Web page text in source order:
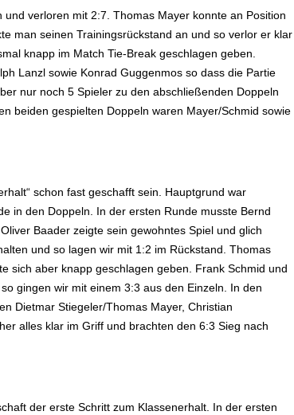
verloren mit 2:7. Thomas Mayer konnte an Position
man seinen Trainingsrückstand an und so verlor er klar
knapp im Match Tie-Break geschlagen geben.
Lanzl sowie Konrad Guggenmos so dass die Partie
nur noch 5 Spieler zu den abschließenden Doppeln
beiden gespielten Doppeln waren Mayer/Schmid sowie
schon fast geschafft sein. Hauptgrund war
in den Doppeln. In der ersten Runde musste Bernd
Baader zeigte sein gewohntes Spiel und glich
und so lagen wir mit 1:2 im Rückstand. Thomas
sich aber knapp geschlagen geben. Frank Schmid und
gingen wir mit einem 3:3 aus den Einzeln. In den
Dietmar Stiegeler/Thomas Mayer, Christian
alles klar im Griff und brachten den 6:3 Sieg nach
der erste Schritt zum Klassenerhalt. In der ersten